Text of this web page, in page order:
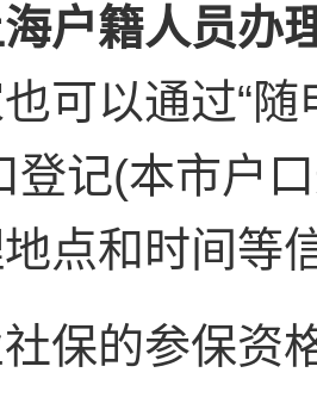
海户籍人员办
可以通过“随
登记(本市户
点和时间等
保的参保资